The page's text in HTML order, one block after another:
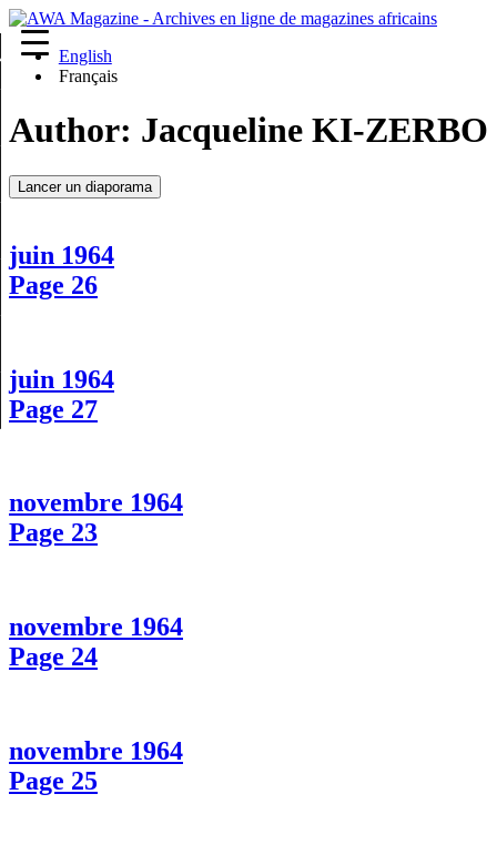
English
Français
Author: Jacqueline KI-ZERBO
Lancer un diaporama
juin 1964
Page 26
juin 1964
Page 27
novembre 1964
Page 23
novembre 1964
Page 24
novembre 1964
Page 25